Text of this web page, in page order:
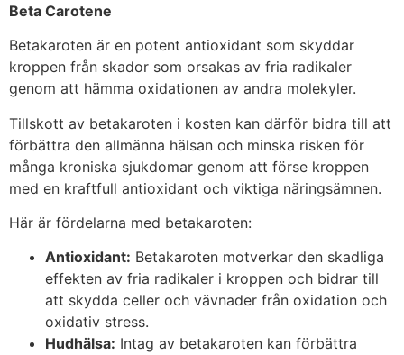
Beta Carotene
Betakaroten är en potent antioxidant som skyddar
kroppen från skador som orsakas av fria radikaler
genom att hämma oxidationen av andra molekyler.
Tillskott av betakaroten i kosten kan därför bidra till att
förbättra den allmänna hälsan och minska risken för
många kroniska sjukdomar genom att förse kroppen
med en kraftfull antioxidant och viktiga näringsämnen.
Här är fördelarna med betakaroten:
Antioxidant: Betakaroten motverkar den skadliga
effekten av fria radikaler i kroppen och bidrar till
att skydda celler och vävnader från oxidation och
oxidativ stress.
Hudhälsa: Intag av betakaroten kan förbättra